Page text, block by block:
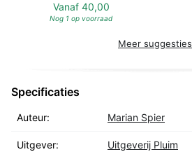
Vanaf 40,00
Nog 1 op voorraad
Meer suggesties
Specificaties
Auteur: Marian Spier
Uitgever: Uitgeverij Pluim